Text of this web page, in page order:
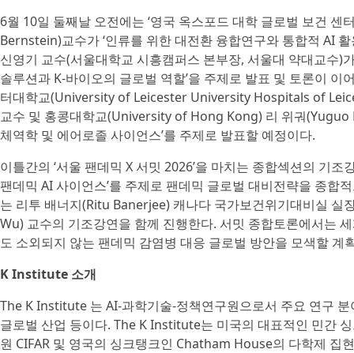
6월 10일 둘째날 오전에는 ‘영국 옥스포드 대학 글로벌 보건 센
Bernstein)교수가 ‘인류를 위한 대전환 융합연구와 통합적 AI
신영기 교수(서울대학교 시흥캠퍼스 본부장, 서울대 약대교수)
솔루션과 K-바이오의 글로벌 역할’을 주제로 발표 및 토론이
터대학교(University of Leicester University Hospitals of
교수 및 홍콩대학교(University of Hong Kong) 리 위궈(Yuguo
체역학 및 에어로졸 사이언스’를 주제로 발표할 예정이다.
이틀간의 ‘서울 팬데믹 X 서밋 2026’을 마치는 종합섹션의 기조
팬데믹 AI 사이언스’를 주제로 팬데믹 글로벌 대비전략을 종합
는 리투 배너지(Ritu Banerjee) 캐나다 국가보건위기대비실 실
Wu) 교수의 기조강연을 함께 진행한다. 서밋 종합토론에서는
도 소외되지 않는 팬데믹 감염병 대응 글로벌 방안을 모색할 계
K Institute 소개
The K Institute 는 AI-과학기술-정책연구원으로서 주요 연구
글로벌 산업 등이다. The K Institute는 미국의 대표적인 민간
원 CIFAR 및 영국의 싱크탱크인 Chatham House의 다학제 집